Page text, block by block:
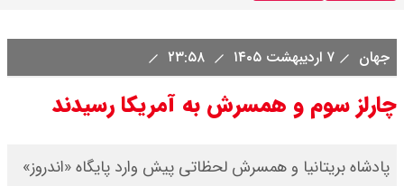
جهان ۷ اردیبهشت ۱۴۰۵
چارلز سوم و همسرش به آمریکا رسیدند
پادشاه بریتانیا و همسرش لحظاتی پیش وارد پایگاه «اندروز»